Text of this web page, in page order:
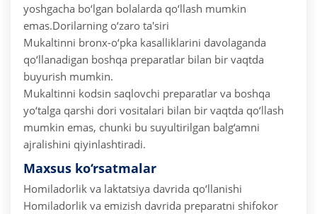
yoshgacha bo‘lgan bolalarda qo‘llash mumkin
emas.Dorilarning o‘zaro ta'siri
Mukaltinni bronx-o‘pka kasalliklarini davolaganda
qo‘llanadigan boshqa preparatlar bilan bir vaqtda
buyurish mumkin.
Mukaltinni kodsin saqlovchi preparatlar va boshqa
yo‘talga qarshi dori vositalari bilan bir vaqtda qo‘llash
mumkin emas, chunki bu suyultirilgan balg‘amni
ajralishini qiyinlashtiradi.
Maxsus ko‘rsatmalar
Homiladorlik va laktatsiya davrida qo‘llanishi
Homiladorlik va emizish davrida preparatni shifokor